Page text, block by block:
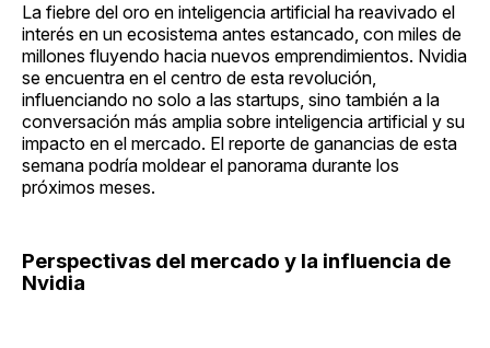
La fiebre del oro en inteligencia artificial ha reavivado el
interés en un ecosistema antes estancado, con miles de
millones fluyendo hacia nuevos emprendimientos. Nvidia
se encuentra en el centro de esta revolución,
influenciando no solo a las startups, sino también a la
conversación más amplia sobre inteligencia artificial y su
impacto en el mercado. El reporte de ganancias de esta
semana podría moldear el panorama durante los
próximos meses.
Perspectivas del mercado y la influencia de
Nvidia